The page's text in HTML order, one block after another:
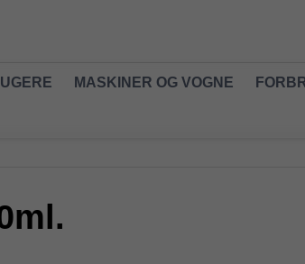
MASKINER OG VOGNE